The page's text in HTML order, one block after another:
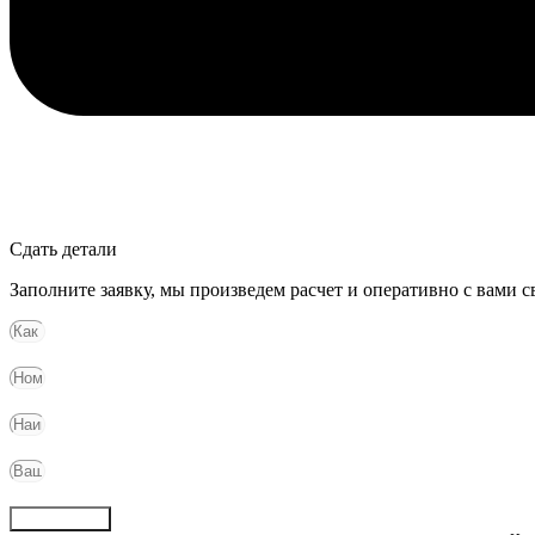
Сдать детали
Заполните заявку, мы произведем расчет и оперативно с вами